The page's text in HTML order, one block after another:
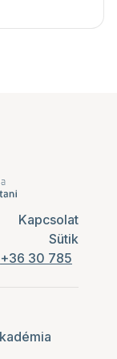
Kapcsolat
Sütik
+36 30 785